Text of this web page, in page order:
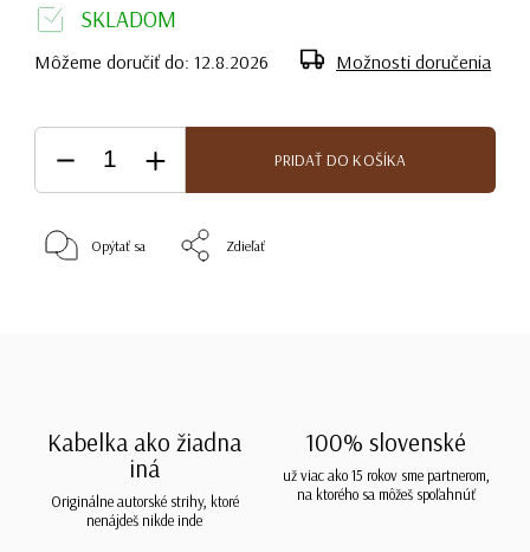
SKLADOM
Môžeme doručiť do: 12.8.2026 Možnosti doručenia
PRIDAŤ DO KOŠÍKA
Opýtať sa Zdieľať
Kabelka ako žiadna
iná
Originálne autorské strihy, ktoré
nenájdeš nikde inde
100% slovenské
už viac ako 15 rokov sme partnerom,
na ktorého sa môžeš spoľahnúť